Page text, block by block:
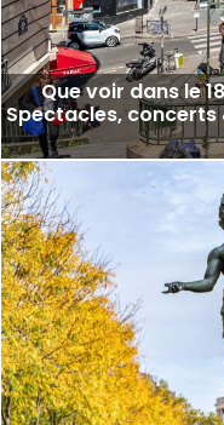
Que voir dans le
Spectacles,